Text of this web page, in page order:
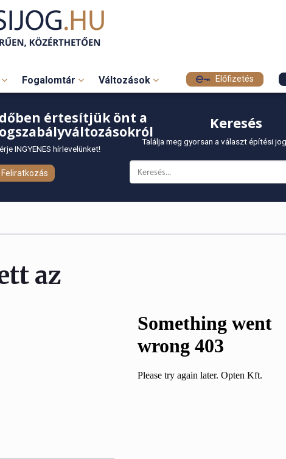
Fogalomtár Változások Előfizetés
értesítjük önt a
INGYENES hírlevelünket!
Feliratkozás
Keresés
Találja meg gyorsan a választ építési
az